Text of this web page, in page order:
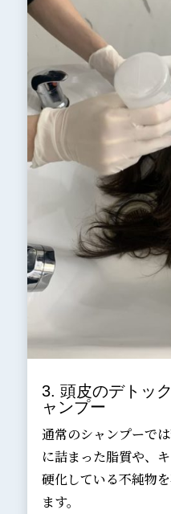
3. 頭皮のデトッ
ャンプー
通常のシャンプーで
に詰まった脂質や、
硬化している不純物
ます。